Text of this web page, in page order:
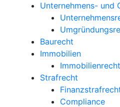
Unternehmens- und
Baurecht
Immobilien
Immobilienrecht
Strafrecht
Compliance